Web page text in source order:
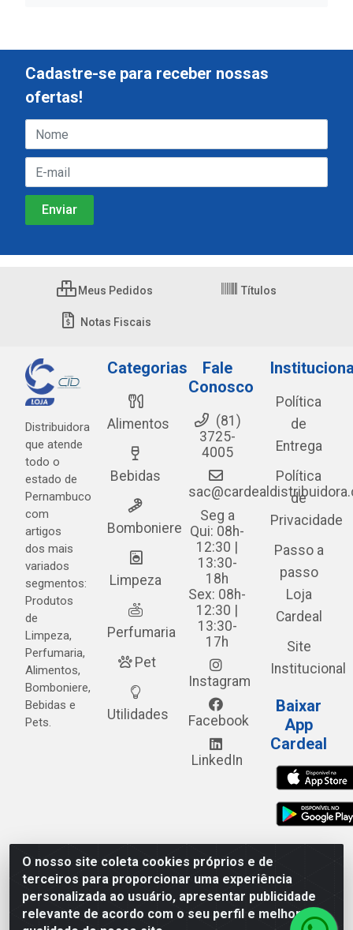
O nosso site coleta cookies próprios e de
terceiros para proporcionar uma experiência
personalizada ao usuário, apresentar publicidade
relevante de acordo com o seu perfil e melhorar a
Cadastre-se para receber nossas
ofertas!
Meus Pedidos Títulos
Notas Fiscais
Distribuidora
que atende
todo o
estado de
Pernambuco
com
artigos
dos mais
variados
segmentos:
Produtos
de
Limpeza,
Perfumaria,
Alimentos,
Bomboniere,
Bebidas e
Pets.
Categorias
Alimentos
Bebidas
Bomboniere
Limpeza
Perfumaria
Pet
Utilidades
Fale
Conosco
(81)
3725-
4005
Seg a
Qui: 08h-
12:30 |
13:30-
18h
Sex: 08h-
12:30 |
13:30-
17h
Instagram
Facebook
LinkedIn
Política
de
Entrega
Política
de
Privacidade
Passo a
passo
Loja
Cardeal
Site
Institucional
Baixar
App
Cardeal
Cardeal Distribuidora - Estrada Alto do Moura, 582 - Alto
do Moura - Caruaru/PE - CEP 55.040-120 - CNPJ
05.253.499/0001-62